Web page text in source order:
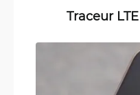
Traceur